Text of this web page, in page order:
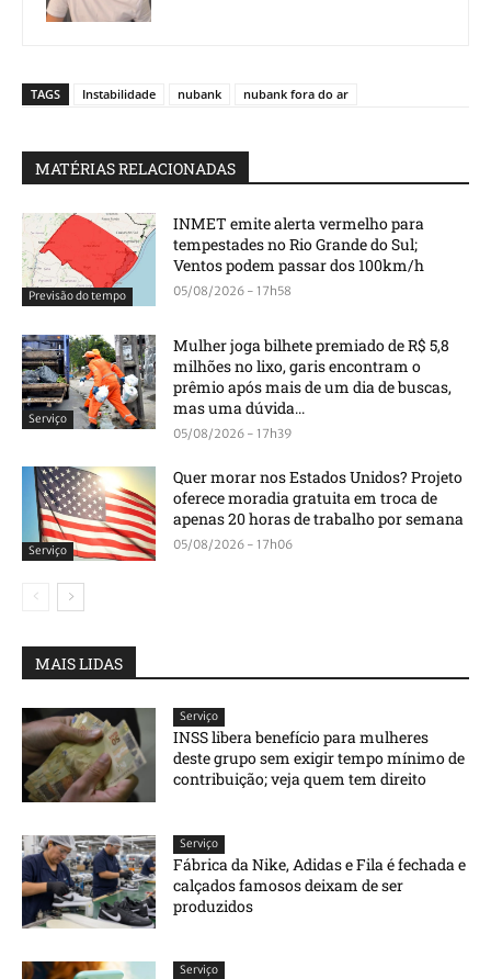
TAGS Instabilidade nubank nubank fora do ar
MATÉRIAS RELACIONADAS
Previsão do tempo
INMET emite alerta vermelho para
tempestades no Rio Grande do Sul;
Ventos podem passar dos 100km/h
05/08/2026 - 17h58
Serviço
Mulher joga bilhete premiado de R$ 5,8
milhões no lixo, garis encontram o
prêmio após mais de um dia de buscas,
mas uma dúvida...
05/08/2026 - 17h39
Serviço
Quer morar nos Estados Unidos? Projeto
oferece moradia gratuita em troca de
apenas 20 horas de trabalho por semana
05/08/2026 - 17h06
MAIS LIDAS
Serviço
INSS libera benefício para mulheres
deste grupo sem exigir tempo mínimo de
contribuição; veja quem tem direito
Serviço
Fábrica da Nike, Adidas e Fila é fechada e
calçados famosos deixam de ser
produzidos
Serviço